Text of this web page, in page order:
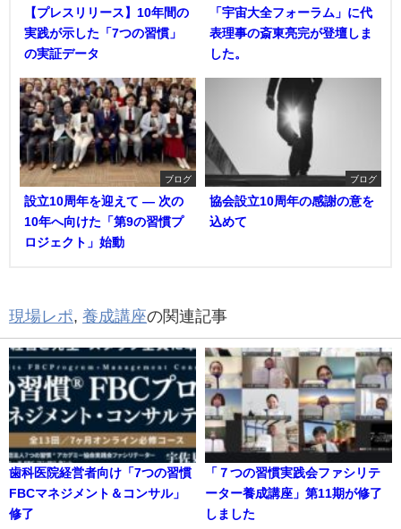
【プレスリリース】10年間の
実践が示した「7つの習慣」
の実証データ
「宇宙大全フォーラム」に代
表理事の斎東亮完が登壇しま
した。
ブログ
設立10周年を迎えて ― 次の
10年へ向けた「第9の習慣プ
ロジェクト」始動
ブログ
協会設立10周年の感謝の意を
込めて
現場レポ, 養成講座の関連記事
歯科医院経営者向け「7つの習慣
FBCマネジメント＆コンサル」
修了
「７つの習慣実践会ファシリテ
ーター養成講座」第11期が修了
しました